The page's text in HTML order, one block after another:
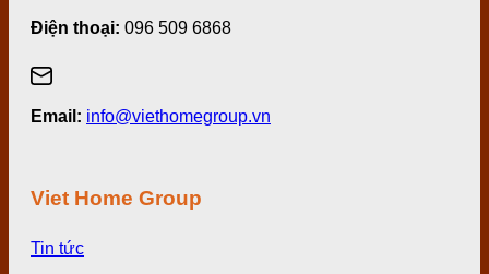
Điện thoại: 096 509 6868
Email: info@viethomegroup.vn
Viet Home Group
Tin tức